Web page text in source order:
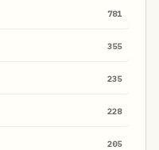
781
355
235
228
205